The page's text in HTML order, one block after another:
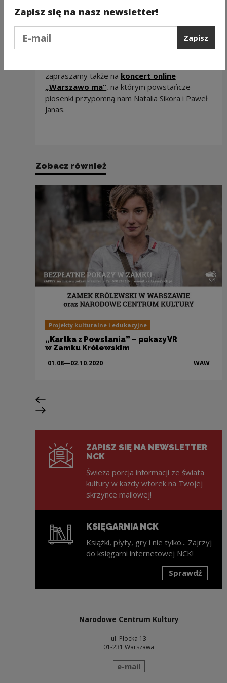
rocznicy wybuchu Powstania Warszawskiego.
Od 1 sierpnia do 2 października na Zamku
współprodukowanego przez NCK
zapraszamy także na koncert online
„Warszawo ma”, na którym powstańcze
piosenki przypomną nam Natalia Sikora i Paweł
Janas.
Zobacz również
Projekty kulturalne i edukacyjne
„Kartka z Powstania” – pokazy VR
w Zamku Królewskim
01.08—02.10.2020 WAW
Poprzedni slajd
Następny slajd
ZAPISZ SIĘ NA NEWSLETTER
NCK
Świeża porcja informacji ze świata
kultury w każdy wtorek na Twojej
skrzynce mailowej!
KSIĘGARNIA NCK
Książki, płyty, gry i nie tylko... Zajrzyj
do księgarni internetowej NCK!
Sprawdź
Narodowe Centrum Kultury
ul. Płocka 13
01-231 Warszawa
wyślij wiadomość
e-mail
Zapisz się na nasz newsletter!
Zapisz